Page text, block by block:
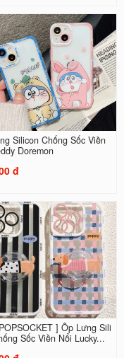
Silicon Chống Sốc Viền
Doremon
đ
] Ốp Lưng Sili
Sốc Viền Nổi Lucky...